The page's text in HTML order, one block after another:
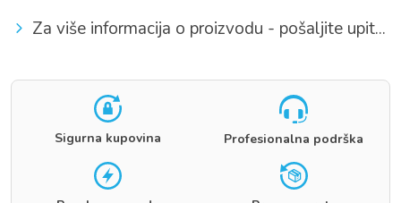
Za više informacija o proizvodu - pošaljite upit...
Sigurna kupovina Profesionalna podrška